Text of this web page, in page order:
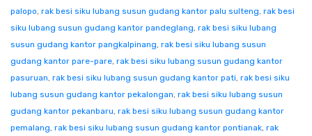
palopo, rak besi siku lubang susun gudang kantor palu sulteng, rak besi
siku lubang susun gudang kantor pandeglang, rak besi siku lubang
susun gudang kantor pangkalpinang, rak besi siku lubang susun
gudang kantor pare-pare, rak besi siku lubang susun gudang kantor
pasuruan, rak besi siku lubang susun gudang kantor pati, rak besi siku
lubang susun gudang kantor pekalongan, rak besi siku lubang susun
gudang kantor pekanbaru, rak besi siku lubang susun gudang kantor
pemalang, rak besi siku lubang susun gudang kantor pontianak, rak